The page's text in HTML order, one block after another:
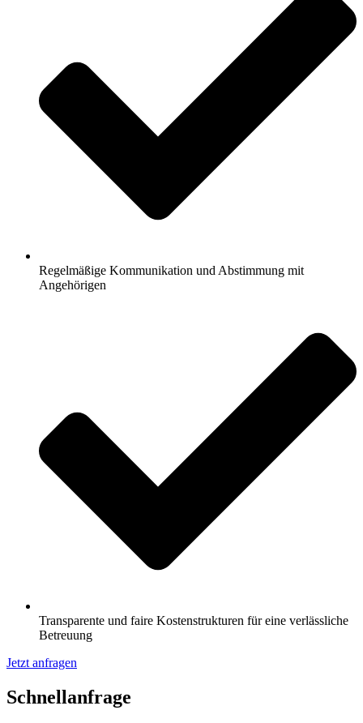
Regelmäßige Kommunikation und Abstimmung mit
Angehörigen
Transparente und faire Kostenstrukturen für eine verlässliche
Betreuung
Jetzt anfragen
Schnell­anfrage